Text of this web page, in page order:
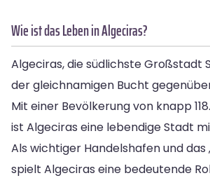
Wie ist das Leben in Algeciras?
Algeciras, die südlichste Großstadt
der gleichnamigen Bucht
Mit einer Bevölkerung von knapp
ist Algeciras eine lebendige Stadt
Als wichtiger Handelshafen und das
spielt Algeciras eine bedeutende